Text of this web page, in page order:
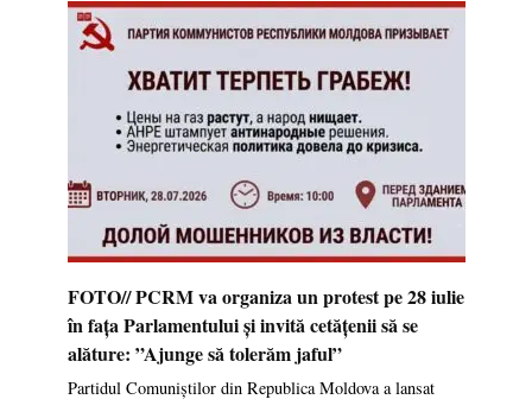
FOTO// PCRM va organiza un protest pe 28 iulie
în fața Parlamentului și invită cetățenii să se
alăture: ”Ajunge să tolerăm jaful”
Partidul Comuniștilor din Republica Moldova a lansat